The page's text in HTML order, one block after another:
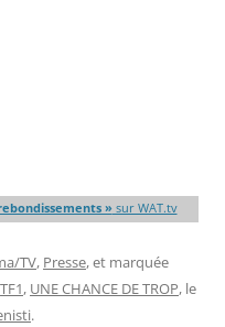
»sur WAT.tv
TV, Presse, et marquée
TF1, UNE CHANCE DE TROP, le
.